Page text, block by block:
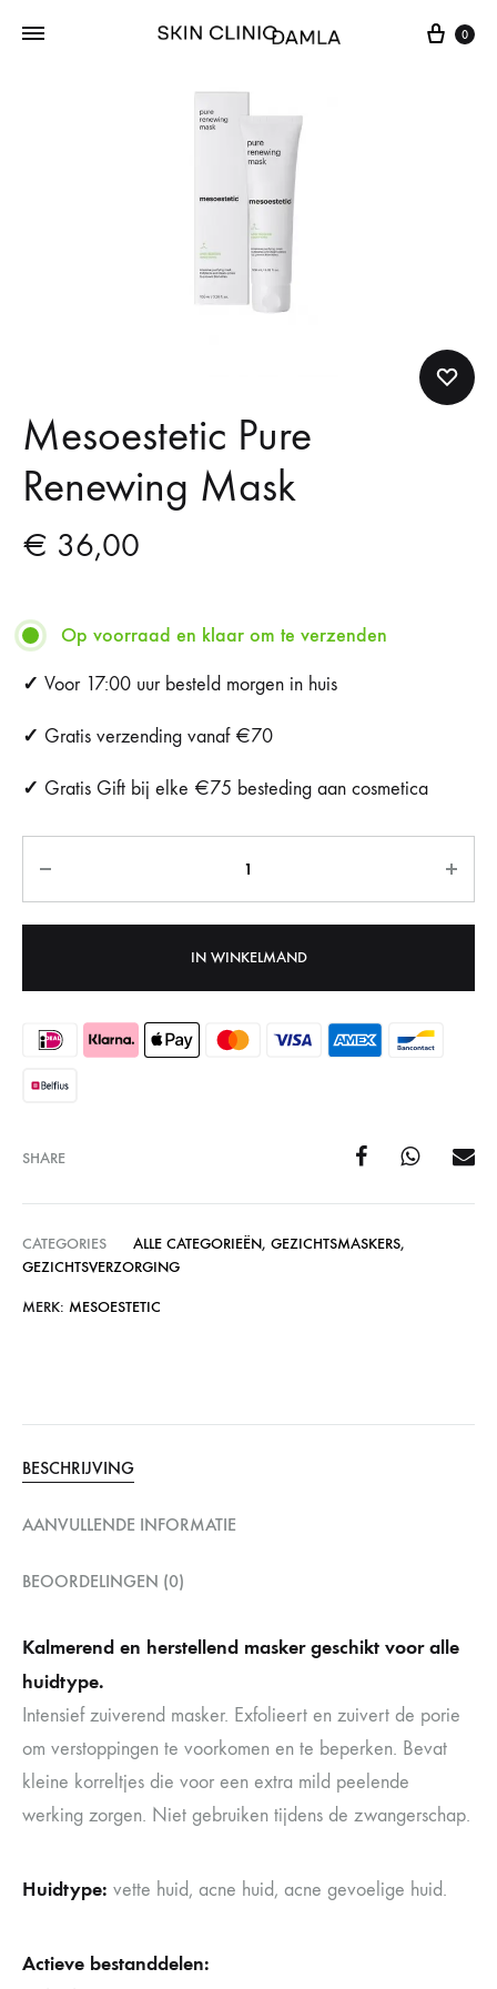
Cart
0
Mesoestetic Pure
Renewing Mask
€ 36,00
Op voorraad en klaar om te verzenden
✓ Voor 17:00 uur besteld morgen in huis
✓ Gratis verzending vanaf €70
✓ Gratis Gift bij elke €75 besteding aan cosmetica
IN WINKELMAND
SHARE
CATEGORIES ALLE CATEGORIEËN, GEZICHTSMASKERS,
GEZICHTSVERZORGING
MERK: MESOESTETIC
BESCHRIJVING
AANVULLENDE INFORMATIE
BEOORDELINGEN (0)
Kalmerend en herstellend masker geschikt voor alle
huidtype.
Intensief zuiverend masker. Exfolieert en zuivert de porie
om verstoppingen te voorkomen en te beperken. Bevat
kleine korreltjes die voor een extra mild peelende
werking zorgen. Niet gebruiken tijdens de zwangerschap.
Huidtype: vette huid, acne huid, acne gevoelige huid.
Actieve bestanddelen: